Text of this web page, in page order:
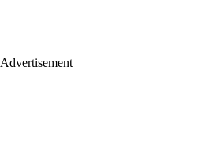
Advertisement